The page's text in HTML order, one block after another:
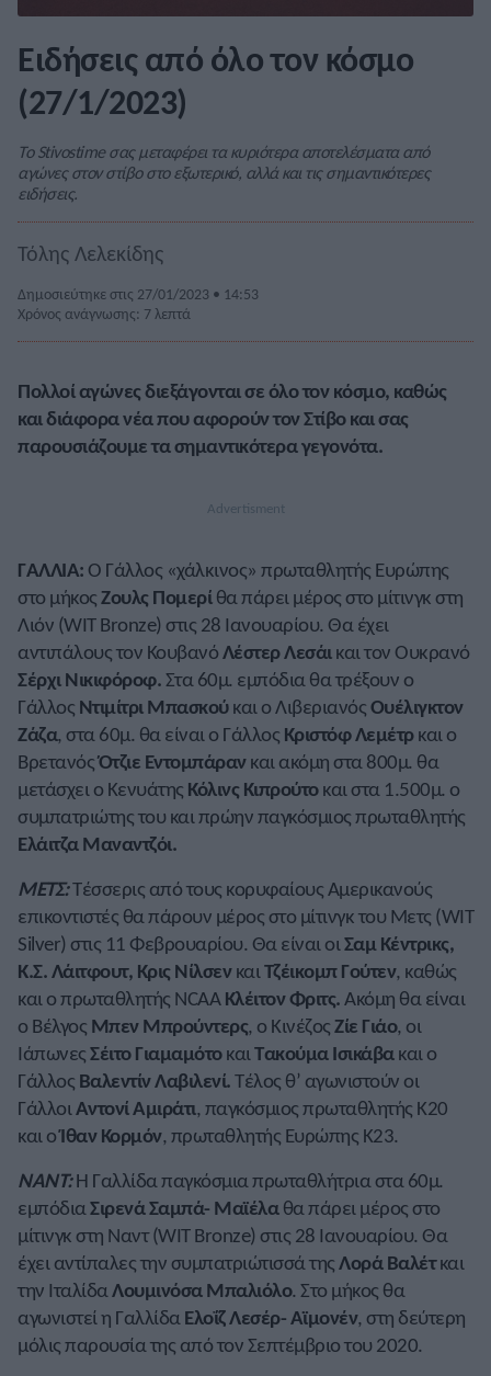
Ειδήσεις από όλο τον κόσμο
(27/1/2023)
Το Stivostime σας μεταφέρει τα κυριότερα αποτελέσματα από
αγώνες στον στίβο στο εξωτερικό, αλλά και τις σημαντικότερες
ειδήσεις.
Τόλης Λελεκίδης
Δημοσιεύτηκε στις 27/01/2023 • 14:53
Χρόνος ανάγνωσης: 7 λεπτά
Πολλοί αγώνες διεξάγονται σε όλο τον κόσμο, καθώς
και διάφορα νέα που αφορούν τον Στίβο και σας
παρουσιάζουμε τα σημαντικότερα γεγονότα.
ΓΑΛΛΙΑ: Ο Γάλλος «χάλκινος» πρωταθλητής Ευρώπης
στο μήκοςΖουλς Πομερίθα πάρει μέρος στο μίτινγκ στη
Λιόν (WIT Bronze) στις 28 Ιανουαρίου. Θα έχει
αντιπάλους τον ΚουβανόΛέστερ Λεσάικαι τον Ουκρανό
Σέρχι Νικιφόροφ.Στα 60μ. εμπόδια θα τρέξουν ο
Γάλλος Ντιμίτρι Μπασκούκαι ο ΛιβεριανόςΟυέλιγκτον
Ζάζα, στα 60μ. θα είναι ο Γάλλος Κριστόφ Λεμέτρκαι ο
ΒρετανόςΌτζιε Εντομπάρανκαι ακόμη στα 800μ. θα
μετάσχει ο Κενυάτης Κόλινς Κιπρούτοκαι στα 1.500μ. ο
συμπατριώτης του και πρώην παγκόσμιος πρωταθλητής
Ελάιτζα Μαναντζόι.
ΜΕΤΣ:Τέσσερις από τους κορυφαίους Αμερικανούς
επικοντιστές θα πάρουν μέρος στο μίτινγκ του Μετς (WIT
Silver) στις 11 Φεβρουαρίου. Θα είναι οιΣαμ Κέντρικς,
Κ.Σ. Λάιτφουτ, Κρις ΝίλσενκαιΤζέικομπ Γούτεν, καθώς
και ο πρωταθλητής NCAAΚλέιτον Φριτς.Ακόμη θα είναι
ο Βέλγος Μπεν Μπρούντερς, ο ΚινέζοςΖίε Γιάο, οι
ΙάπωνεςΣέιτο ΓιαμαμότοκαιΤακούμα Ισικάβακαι ο
Γάλλος Βαλεντίν Λαβιλενί.Τέλος θ’ αγωνιστούν οι
ΓάλλοιΑντονί Αμιράτι, παγκόσμιος πρωταθλητής Κ20
και οΊθαν Κορμόν, πρωταθλητής Ευρώπης Κ23.
ΝΑΝΤ:Η Γαλλίδα παγκόσμια πρωταθλήτρια στα 60μ.
εμπόδιαΣιρενά Σαμπά- Μαϊέλαθα πάρει μέρος στο
μίτινγκ στη Ναντ (WIT Bronze) στις 28 Ιανουαρίου. Θα
έχει αντίπαλες την συμπατριώτισσά τηςΛορά Βαλέτκαι
την ΙταλίδαΛουμινόσα Μπαλιόλο. Στο μήκος θα
αγωνιστεί η ΓαλλίδαΕλοΐζ Λεσέρ- Αϊμονέν, στη δεύτερη
μόλις παρουσία της από τον Σεπτέμβριο του 2020.